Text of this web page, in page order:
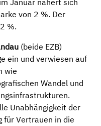
Januar nähert sich
von 2 %. Der
%.
(beide EZB)
ein und verwiesen auf
wie
Wandel und
Unabhängigkeit der
für Vertrauen in die